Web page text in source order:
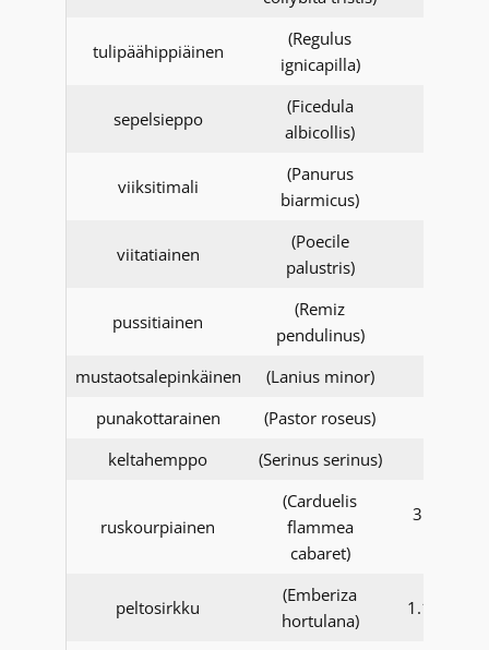
tulipäähippiäinen
(Regulus
ignicapilla)
sepelsieppo
(Ficedula
albicollis)
viiksitimali
(Panurus
biarmicus)
viitatiainen
(Poecile
palustris)
pussitiainen
(Remiz
pendulinus)
mustaotsalepinkäinen
(Lanius minor)
punakottarainen
(Pastor roseus)
keltahemppo
(Serinus serinus)
ruskourpiainen
(Carduelis
flammea
cabaret)
peltosirkku
(Emberiza
hortulana)
1.1.2022